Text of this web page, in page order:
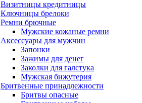
Визитницы кредитницы
Ключницы брелоки
Ремни брючные
Мужские кожаные ремни
Аксессуары для мужчин
Запонки
Зажимы для денег
Заколки для галстука
Мужская бижутерия
Бритвенные принадлежности
Бритвы опасные